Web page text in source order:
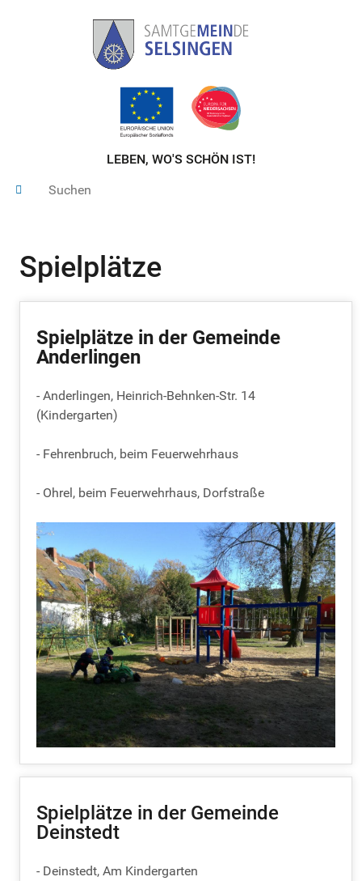
LEBEN, WO'S SCHÖN IST!
Spielplätze
Spielplätze in der Gemeinde
Anderlingen
- Anderlingen, Heinrich-Behnken-Str. 14
(Kindergarten)
- Fehrenbruch, beim Feuerwehrhaus
- Ohrel, beim Feuerwehrhaus, Dorfstraße
Spielplätze in der Gemeinde
Deinstedt
- Deinstedt, Am Kindergarten